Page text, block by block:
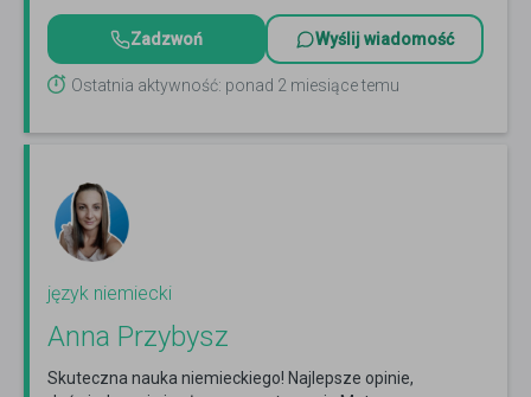
Zadzwoń Wyślij wiadomość
Ostatnia aktywność: ponad 2 miesiące temu
język niemiecki
Anna Przybysz
Skuteczna nauka niemieckiego! Najlepsze opinie,